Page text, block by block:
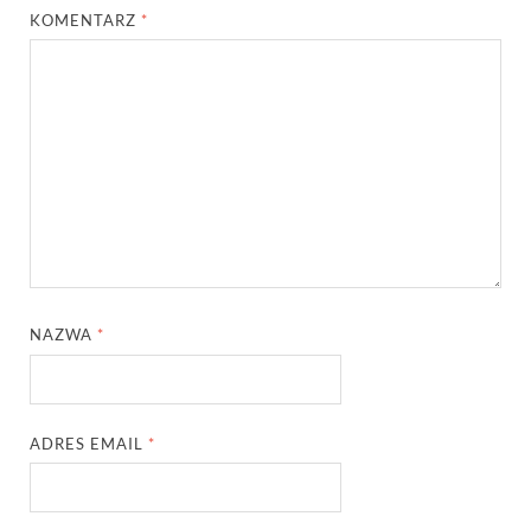
KOMENTARZ *
NAZWA *
ADRES EMAIL *